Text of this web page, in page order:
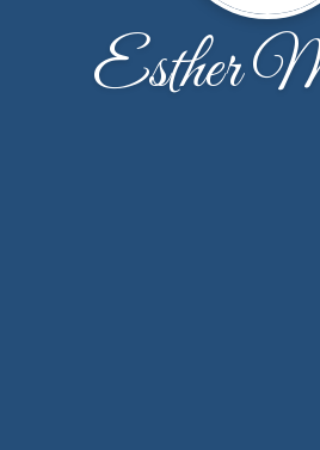
Esther